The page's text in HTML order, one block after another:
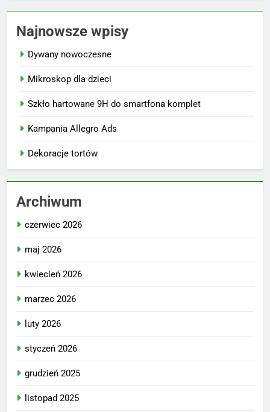
Najnowsze wpisy
Dywany nowoczesne
Mikroskop dla dzieci
Szkło hartowane 9H do smartfona komplet
Kampania Allegro Ads
Dekoracje tortów
Archiwum
czerwiec 2026
maj 2026
kwiecień 2026
marzec 2026
luty 2026
styczeń 2026
grudzień 2025
listopad 2025